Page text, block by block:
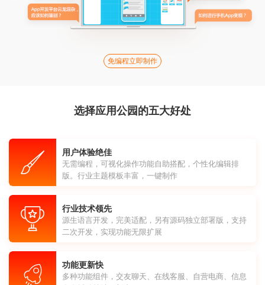
免编程立即制作
选择应用公园的五大好处
用户体验绝佳
无需编程，可视化操作功能自助搭配，个性化编辑排
版。行业主题模板丰富，一键制作
行业技术领先
源生语言开发，完美适配，另有源码独立部署版，支持
二次开发，实现功能无限扩展
功能更新快
多种功能组件，交友聊天、在线客服、自营电商、信息